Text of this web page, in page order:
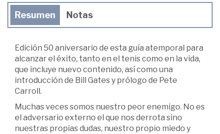
Resumen Notas
Edición 50 aniversario de esta guía atemporal para
alcanzar el éxito, tanto en el tenis como en la vida,
que incluye nuevo contenido, así como una
introducción de Bill Gates y prólogo de Pete
Carroll.
Muchas veces somos nuestro peor enemigo. No es
el adversario externo el que nos derrota sino
nuestras propias dudas, nuestro propio miedo y